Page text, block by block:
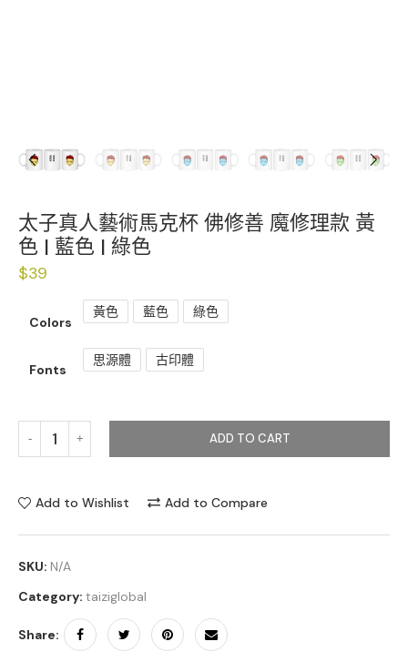
Previous Next
太子真人藝術馬克杯 佛修善 魔修理款 黃
色 | 藍色 | 綠色
$39
Colors
黃色 藍色 綠色
Fonts
思源體 古印體
ADD TO CART
Add to Wishlist Add to Compare
SKU: N/A
Category: taiziglobal
Share: